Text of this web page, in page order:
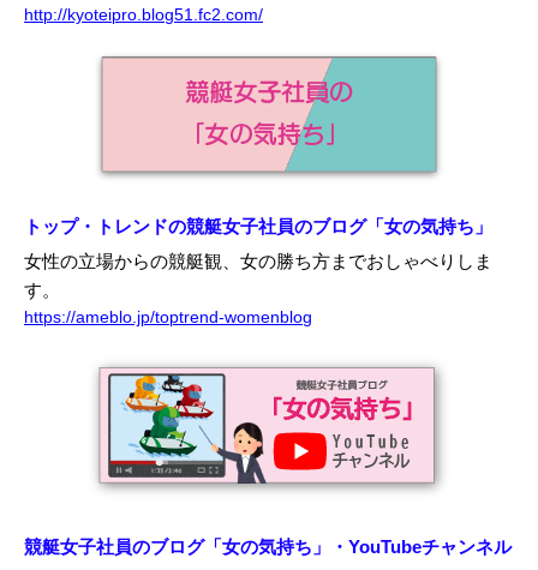
http://kyoteipro.blog51.fc2.com/
トップ・トレンドの競艇女子社員のブログ「女の気持ち」
女性の立場からの競艇観、女の勝ち方までおしゃべりしま
す。
https://ameblo.jp/toptrend-womenblog
競艇女子社員のブログ「女の気持ち」・YouTubeチャンネル